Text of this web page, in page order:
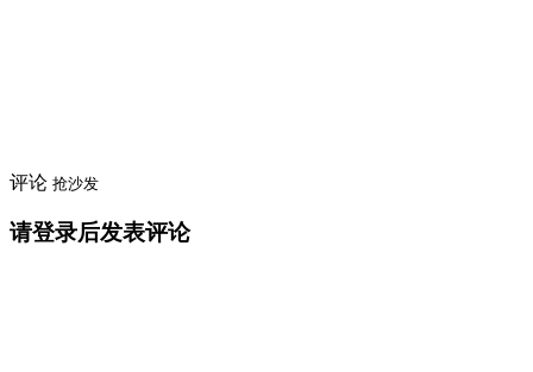
评论 抢沙发
请登录后发表评论